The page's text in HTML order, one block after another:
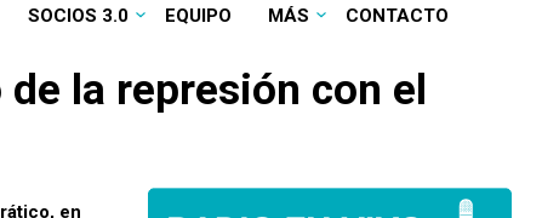
SOCIOS 3.0 EQUIPO MÁS CONTACTO
la represión con el
en